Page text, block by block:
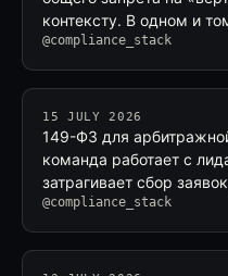
контексту. В одном и
@compliance_stack
15 JULY 2026
149-ФЗ для
команда работает с
затрагивает сбор
@compliance_stack